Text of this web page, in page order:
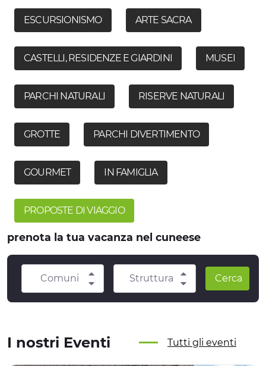
ESCURSIONISMO ARTE SACRA
CASTELLI, RESIDENZE E GIARDINI MUSEI
PARCHI NATURALI RISERVE NATURALI
GROTTE PARCHI DIVERTIMENTO
GOURMET IN FAMIGLIA
PROPOSTE DI VIAGGIO
prenota la tua vacanza nel cuneese
Comuni Struttura Cerca
I nostri Eventi Tutti gli eventi